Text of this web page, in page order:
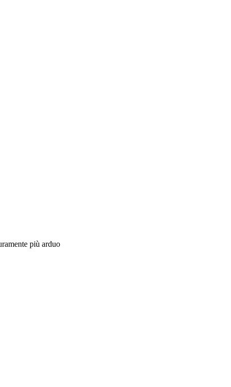
più arduo